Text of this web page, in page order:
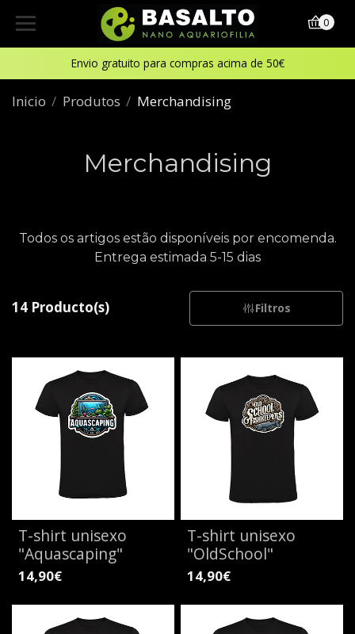
Envio gratuito para compras acima de 50€
0
Inicio Produtos Merchandising
Merchandising
Todos os artigos estão disponíveis por encomenda.
Entrega estimada 5-15 dias
14 Producto(s) Filtros
T-shirt unisexo
"Aquascaping"
14,90€
T-shirt unisexo
"OldSchool"
14,90€